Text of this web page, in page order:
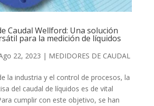
Caudal Wellford: Una solución
para la medición de líquidos
22, 2023 | MEDIDORES DE CAUDAL
la industria y el control de procesos, la
del caudal de líquidos es de vital
cumplir con este objetivo, se han